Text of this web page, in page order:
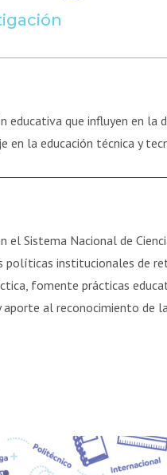
educativa que influyen en la
en la educación técnica y
el Sistema Nacional de
políticas institucionales de
fomente prácticas
aporte al reconocimiento de